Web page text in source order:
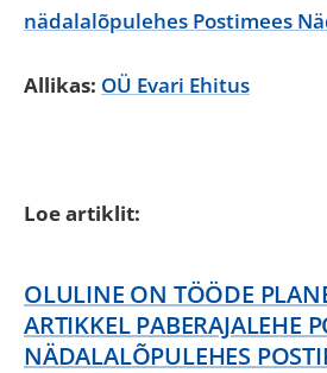
nädalalõpulehes Postimees
Allikas: OÜ Evari Ehitus
Loe artiklit:
OLULINE ON TÖÖDE
ARTIKKEL PABERAJALEHE
NÄDALALÕPULEHES